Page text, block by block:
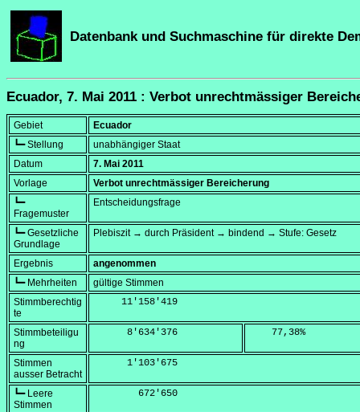
Datenbank und Suchmaschine für direkte
Ecuador, 7. Mai 2011 : Verbot unrechtmässiger
Gebiet
Ecuador
┗━ Stellung
unabhängiger Staat
Datum
7. Mai 2011
Vorlage
Verbot unrechtmässiger Bereicherung
┗━
Fragemuster
Entscheidungsfrage
┗━ Gesetzliche
Grundlage
Plebiszit → durch Präsident → bindend → Stufe: Gesetz
Ergebnis
angenommen
┗━ Mehrheiten
gültige Stimmen
Stimmberechtig
te
     11'158'419
Stimmbeteiligu
ng
      8'634'376
    77,38
%
Stimmen
ausser Betracht
      1'103'675
┗━ Leere
Stimmen
        672'650